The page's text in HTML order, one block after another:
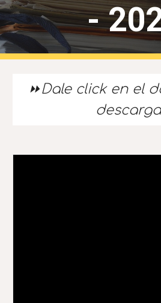
-
⏩Dale click en el